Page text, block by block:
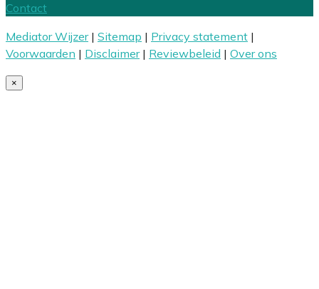
Contact
Mediator Wijzer| Sitemap | Privacy statement |
Voorwaarden | Disclaimer| Reviewbeleid | Over ons
×